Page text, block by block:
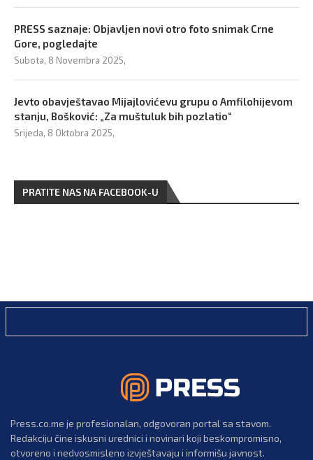
PRESS saznaje: Objavljen novi otro foto snimak Crne
Gore, pogledajte
Subota, 8 Novembra 2025,
Jevto obavještavao Mijajlovićevu grupu o Amfilohijevom
stanju, Bošković: „Za muštuluk bih pozlatio“
Srijeda, 8 Oktobra 2025,
PRATITE NAS NA FACEBOOK-U
Press.co.me je profesionalan, odgovoran portal sa stavom.
Redakciju čine iskusni urednici i novinari koji beskompromisno,
otvoreno i nedvosmisleno izvještavaju i informišu javnost.